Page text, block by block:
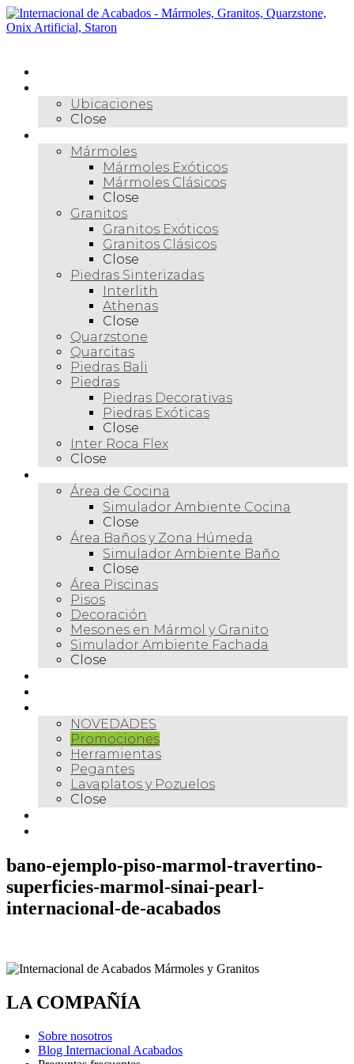
Skip
to
Ubicaciones
Close
Mármoles
Mármoles Exóticos
Mármoles Clásicos
Close
Granitos
Granitos Exóticos
Granitos Clásicos
Close
Piedras Sinterizadas
Interlith
Athenas
Close
Quarzstone
Quarcitas
Piedras Bali
Piedras
Piedras Decorativas
Piedras Exóticas
Close
Inter Roca Flex
Close
Área de Cocina
Simulador Ambiente Cocina
Close
Área Baños y Zona Húmeda
Simulador Ambiente Baño
Close
Área Piscinas
Pisos
Decoración
Mesones en Mármol y Granito
Simulador Ambiente Fachada
Close
NOVEDADES
Promociones
Herramientas
Pegantes
Lavaplatos y Pozuelos
Close
bano-ejemplo-piso-marmol-travertino-
superficies-marmol-sinai-pearl-
internacional-de-acabados
LA COMPAÑÍA
Sobre nosotros
Blog Internacional Acabados